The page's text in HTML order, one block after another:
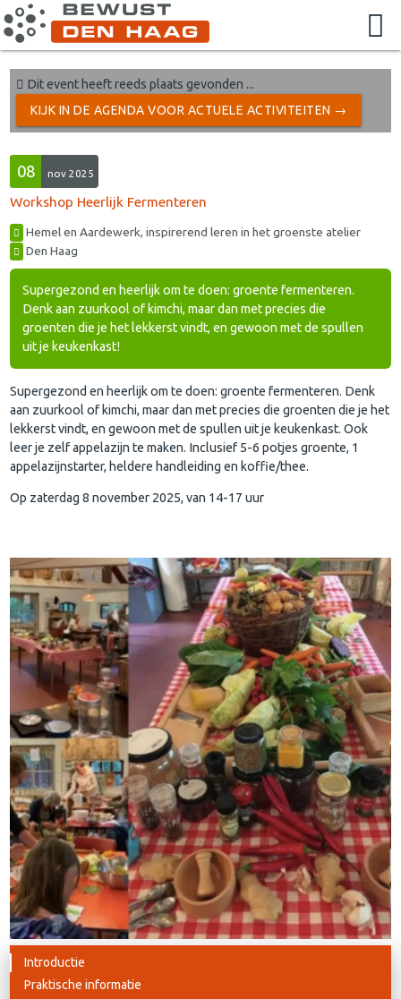
Dit event heeft reeds plaats gevonden ...
KIJK IN DE AGENDA VOOR ACTUELE ACTIVITEITEN →
08 nov 2025
Workshop Heerlijk Fermenteren
Hemel en Aardewerk, inspirerend leren in het groenste atelier
Den Haag
Supergezond en heerlijk om te doen: groente fermenteren.
Denk aan zuurkool of kimchi, maar dan met precies die
groenten die je het lekkerst vindt, en gewoon met de spullen
uit je keukenkast!
Supergezond en heerlijk om te doen: groente fermenteren. Denk
aan zuurkool of kimchi, maar dan met precies die groenten die je het
lekkerst vindt, en gewoon met de spullen uit je keukenkast. Ook
leer je zelf appelazijn te maken. Inclusief 5-6 potjes groente, 1
appelazijnstarter, heldere handleiding en koffie/thee.
Op zaterdag 8 november 2025, van 14-17 uur
Introductie
Praktische informatie